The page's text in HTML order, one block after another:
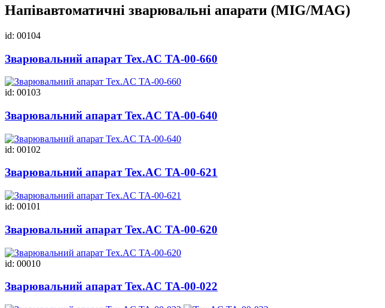
Напівавтоматичні зварювальні апарати (MIG/MAG)
id: 00104
Зварювальний апарат Tex.AC ТА-00-660
id: 00103
Зварювальний апарат Tex.AC ТА-00-640
id: 00102
Зварювальний апарат Tex.AC ТА-00-621
id: 00101
Зварювальний апарат Tex.AC ТА-00-620
id: 00010
Зварювальний апарат Tex.AC ТА-00-022